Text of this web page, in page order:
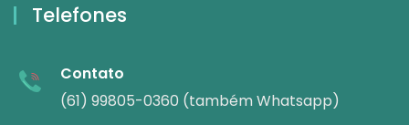
Telefones
Contato
(61) 99805-0360 (também Whatsapp)